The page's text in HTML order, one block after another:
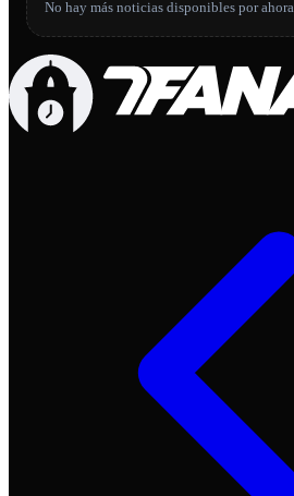
No hay más noticias disponibles por ahora.